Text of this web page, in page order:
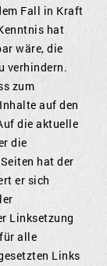
Fall in Kraft
hat
wäre, die
verhindern.
zum
auf den
die aktuelle
die
hat der
er sich
Linksetzung
alle
Links